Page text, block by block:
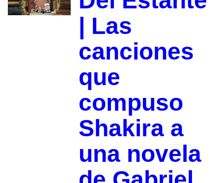
| Las
canciones
que
compuso
Shakira a
una novela